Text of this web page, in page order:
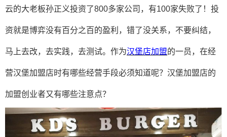
云的大老板孙正义投资了800多家公司，有100家失败了！投
资就是博弈没有百分之百的盈利，错了没关系，不要纠结，
马上去改，去实践，去测试。作为汉堡店加盟的一员，在经
营汉堡加盟店时有哪些经营手段必须知道呢？汉堡加盟店的
加盟创业者又有哪些注意点？